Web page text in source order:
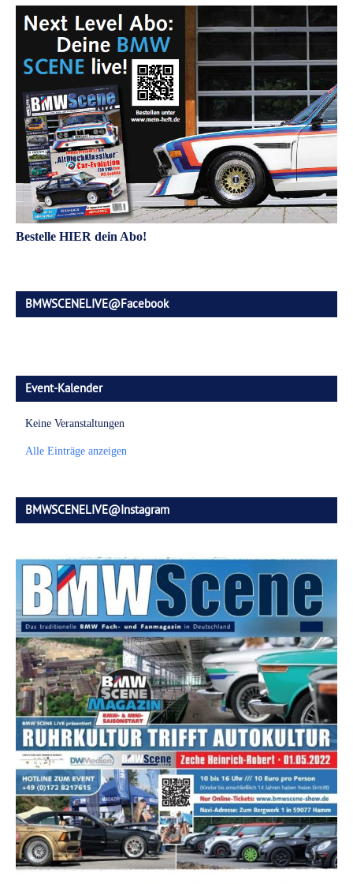
Bestelle HIER dein Abo!
BMWSCENELIVE@Facebook
Event-Kalender
Keine Veranstaltungen
Alle Einträge anzeigen
BMWSCENELIVE@Instagram